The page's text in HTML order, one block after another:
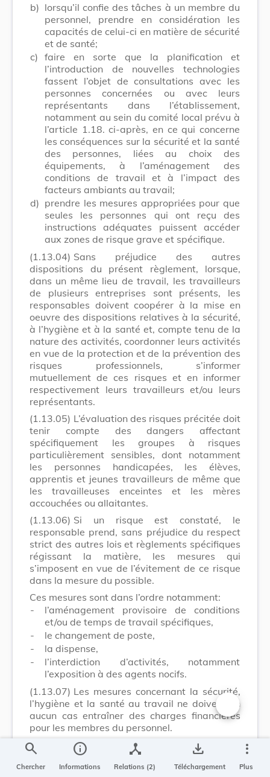
b) lorsqu’il confie des tâches à un membre du
personnel, prendre en considération les
capacités de celui-ci en matière de sécurité
et de santé;
c) faire en sorte que la planification et
l’introduction de nouvelles technologies
fassent l’objet de consultations avec les
personnes concernées ou avec leurs
représentants dans l’établissement,
notamment au sein du comité local prévu à
l’article 1.18. ci-après, en ce qui concerne
les conséquences sur la sécurité et la santé
des personnes, liées au choix des
équipements, à l’aménagement des
conditions de travail et à l’impact des
facteurs ambiants au travail;
d) prendre les mesures appropriées pour que
seules les personnes qui ont reçu des
instructions adéquates puissent accéder
aux zones de risque grave et spécifique.
(1.13.04) Sans préjudice des autres
dispositions du présent règlement, lorsque,
dans un même lieu de travail, les travailleurs
de plusieurs entreprises sont présents, les
responsables doivent coopérer à la mise en
oeuvre des dispositions relatives à la sécurité,
à l’hygiène et à la santé et, compte tenu de la
nature des activités, coordonner leurs activités
en vue de la protection et de la prévention des
risques professionnels, s’informer
mutuellement de ces risques et en informer
respectivement leurs travailleurs et/ou leurs
représentants.
(1.13.05) L’évaluation des risques précitée doit
tenir compte des dangers affectant
spécifiquement les groupes à risques
particulièrement sensibles, dont notamment
les personnes handicapées, les élèves,
apprentis et jeunes travailleurs de même que
les travailleuses enceintes et les mères
accouchées ou allaitantes.
(1.13.06) Si un risque est constaté, le
responsable prend, sans préjudice du respect
strict des autres lois et règlements spécifiques
régissant la matière, les mesures qui
s’imposent en vue de l’évitement de ce risque
dans la mesure du possible.
Ces mesures sont dans l’ordre notamment:
-
l’aménagement provisoire de conditions
et/ou de temps de travail spécifiques,
-
le changement de poste,
-
la dispense,
-
l’interdiction d’activités, notamment
l’exposition à des agents nocifs.
(1.13.07) Les mesures concernant la sécurité,
l’hygiène et la santé au travail ne doivent en
aucun cas entraîner des charges financières
pour les membres du personnel.
Art. 1.14. -
Service local de sécurité, Délégué à la sécurité
Changer la
search
Chercher
info
Informations
device_hub
Relations (2)
save_alt
Téléchargement
more_vert
Plus